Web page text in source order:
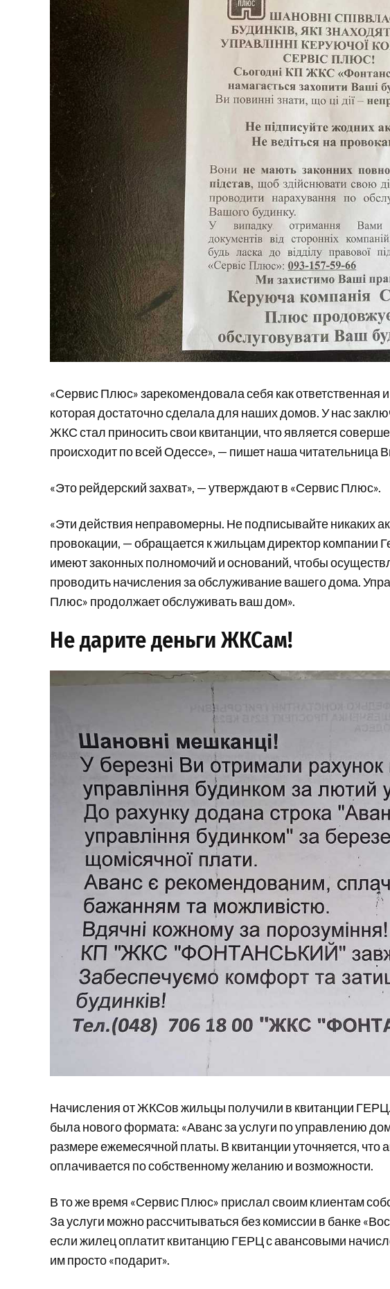
«Сервис Плюс» зарекомендовала себя как ответственная
которая достаточно сделала для наших домов. У нас
ЖКС стал приносить свои квитанции, что является
происходит по всей Одессе», — пишет наша читательница
«Это рейдерский захват», — утверждают в «Сервис Плюс».
«Эти действия неправомерны. Не подписывайте никаких
провокации, — обращается к жильцам директор компании
имеют законных полномочий и оснований, чтобы
проводить начисления за обслуживание вашего дома.
Плюс» продолжает обслуживать ваш дом».
Не дарите деньги ЖКСам!
Начисления от ЖКСов жильцы получили в квитанции
была нового формата: «Аванс за услуги по управлению
размере ежемесячной платы. В квитанции уточняется,
оплачивается по собственному желанию и возможности.
В то же время «Сервис Плюс» прислал своим клиентам
За услуги можно рассчитываться без комиссии в банке
если жилец оплатит квитанцию ГЕРЦ с авансовыми
им просто «подарит».